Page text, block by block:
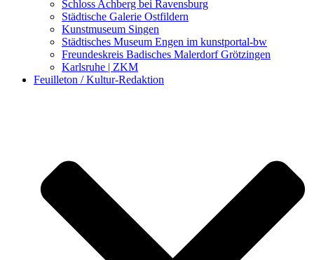
Schloss Achberg bei Ravensburg
Städtische Galerie Ostfildern
Kunstmuseum Singen
Städtisches Museum Engen im kunstportal-bw
Freundeskreis Badisches Malerdorf Grötzingen
Karlsruhe | ZKM
Feuilleton / Kultur-Redaktion